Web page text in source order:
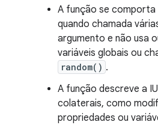
A função se comporta
quando chamada
argumento e não usa
variáveis globais ou
random() .
A função descreve a
colaterais, como
propriedades ou